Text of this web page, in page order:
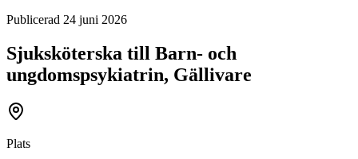
Publicerad 24 juni 2026
Sjuksköterska till Barn- och
ungdomspsykiatrin, Gällivare
Plats